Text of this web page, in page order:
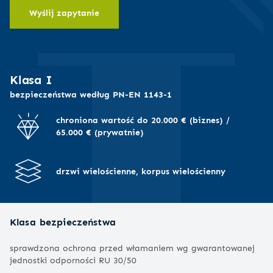
Wyślij zapytanie
Klasa I
bezpieczeństwa według PN-EN 1143-1
chroniona wartość do 20.000 € (biznes) /
65.000 € (prywatnie)
drzwi wielościenne, korpus wielościenny
Klasa bezpieczeństwa
sprawdzona ochrona przed włamaniem wg gwarantowanej
jednostki odporności RU 30/50